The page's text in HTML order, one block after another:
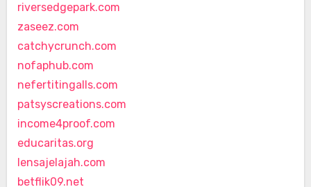
riversedgepark.com
zaseez.com
catchycrunch.com
nofaphub.com
nefertitingalls.com
patsyscreations.com
income4proof.com
educaritas.org
lensajelajah.com
betflik09.net